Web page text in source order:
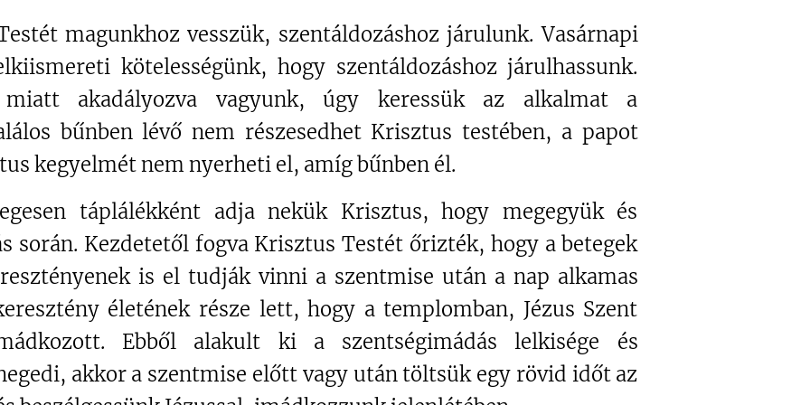
magunkhoz vesszük, szentáldozáshoz járulunk. Vasárnapi
kötelességünk, hogy szentáldozáshoz járulhassunk.
miatt akadályozva vagyunk, úgy keressük az alkalmat a
bűnben lévő nem részesedhet Krisztus testében, a papot
kegyelmét nem nyerheti el, amíg bűnben él.
táplálékként adja nekük Krisztus, hogy megegyük és
során. Kezdetetől fogva Krisztus Testét őrizték, hogy a betegek
is el tudják vinni a szentmise után a nap alkamas
életének része lett, hogy a templomban, Jézus Szent
Ebből alakult ki a szentségimádás lelkisége és
akkor a szentmise előtt vagy után töltsük egy rövid időt az